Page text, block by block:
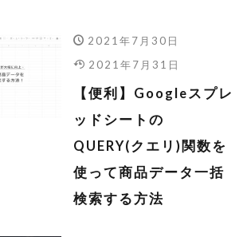
2021年7月30日
2021年7月31日
【便利】Googleスプレ
ッドシートの
QUERY(クエリ)関数を
使って商品データ一括
検索する方法